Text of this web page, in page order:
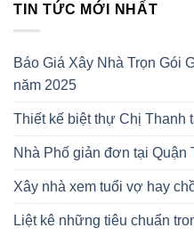
TIN TỨC MỚI NHẤT
Báo Giá Xây Nhà Trọn Gói
năm 2025
Thiết kế biệt thự Chị Thanh
Nhà Phố giản đơn tại Quận
Xây nhà xem tuổi vợ hay
Liệt kê những tiêu chuẩn